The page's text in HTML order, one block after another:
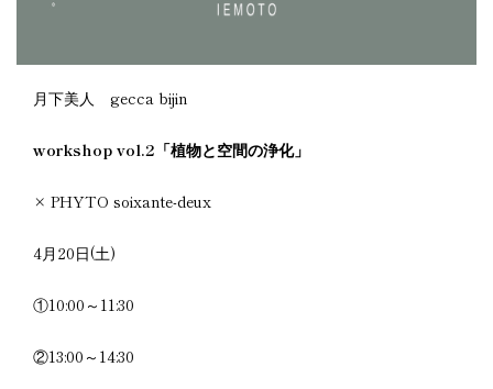
月下美人 gecca bijin
workshop vol.2「植物と空間の浄化」
× PHYTO soixante-deux
4月20日(土)
①10:00～11:30
②13:00～14:30